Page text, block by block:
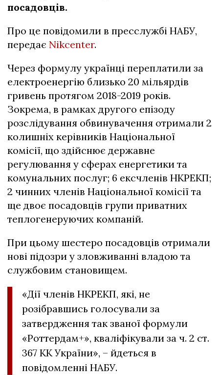
посадовців.
Про це повідомили в пресслужбі НАБУ,
передає Nikcenter.
Через формулу українці переплатили за
електроенергію близько 20 мільярдів
гривень протягом 2018-2019 років.
Зокрема, в рамках другого епізоду
розслідування обвинувачення отримали 2
колишніх керівників Національної
комісії, що здійснює державне
регулювання у сферах енергетики та
комунальних послуг; 6 ексчленів НКРЕКП;
2 чинних членів Національної комісії та
ще двоє посадовців групи приватних
теплогенеруючих компаній.
При цьому шестеро посадовців отримали
нові підозри у зловживанні владою та
службовим становищем.
«Дії членів НКРЕКП, які, не
розібравшись голосували за
затвердження так званої формули
«Роттердам+», кваліфікували за ч. 2 ст.
367 КК України», – йдеться в
повідомленні НАБУ.